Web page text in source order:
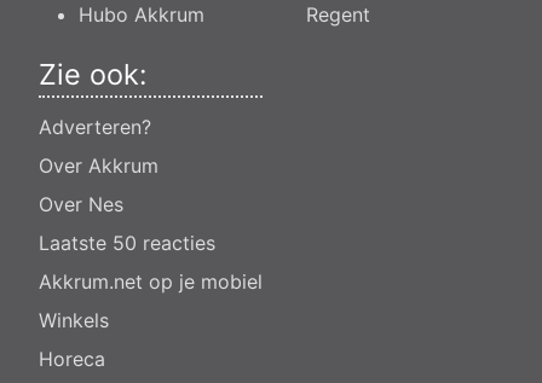
Hubo Akkrum
Regent
Zie ook:
Adverteren?
Over Akkrum
Over Nes
Laatste 50 reacties
Akkrum.net op je mobiel
Winkels
Horeca